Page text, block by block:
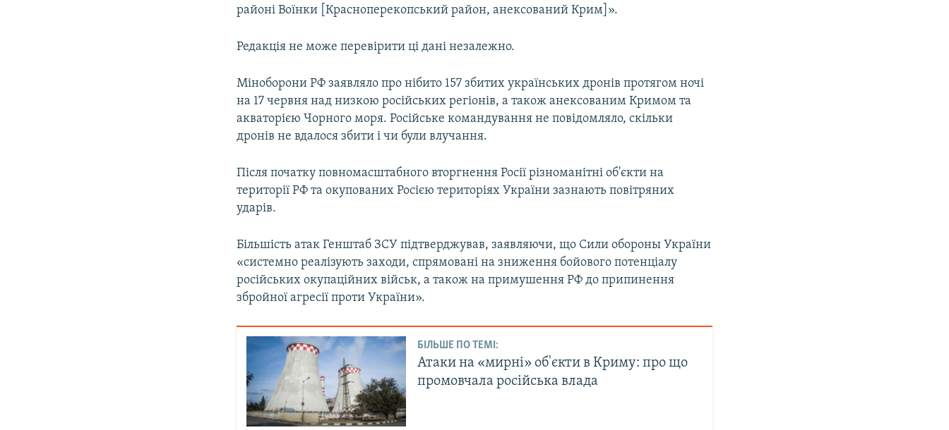
районі Воїнки [Красноперекопський район, анексований Крим]».
Редакція не може перевірити ці дані незалежно.
Міноборони РФ заявляло про нібито 157 збитих українських дронів протягом ночі
на 17 червня над низкою російських регіонів, а також анексованим Кримом та
акваторією Чорного моря. Російське командування не повідомляло, скільки
дронів не вдалося збити і чи були влучання.
Після початку повномасштабного вторгнення Росії різноманітні об'єкти на
території РФ та окупованих Росією територіях України зазнають повітряних
ударів.
Більшість атак Генштаб ЗСУ підтверджував, заявляючи, що Сили обороны України
«системно реалізують заходи, спрямовані на зниження бойового потенціалу
російських окупаційних військ, а також на примушення РФ до припинення
збройної агресії проти України».
БІЛЬШЕ ПО ТЕМІ:
Атаки на «мирні» об'єкти в Криму: про що
промовчала російська влада